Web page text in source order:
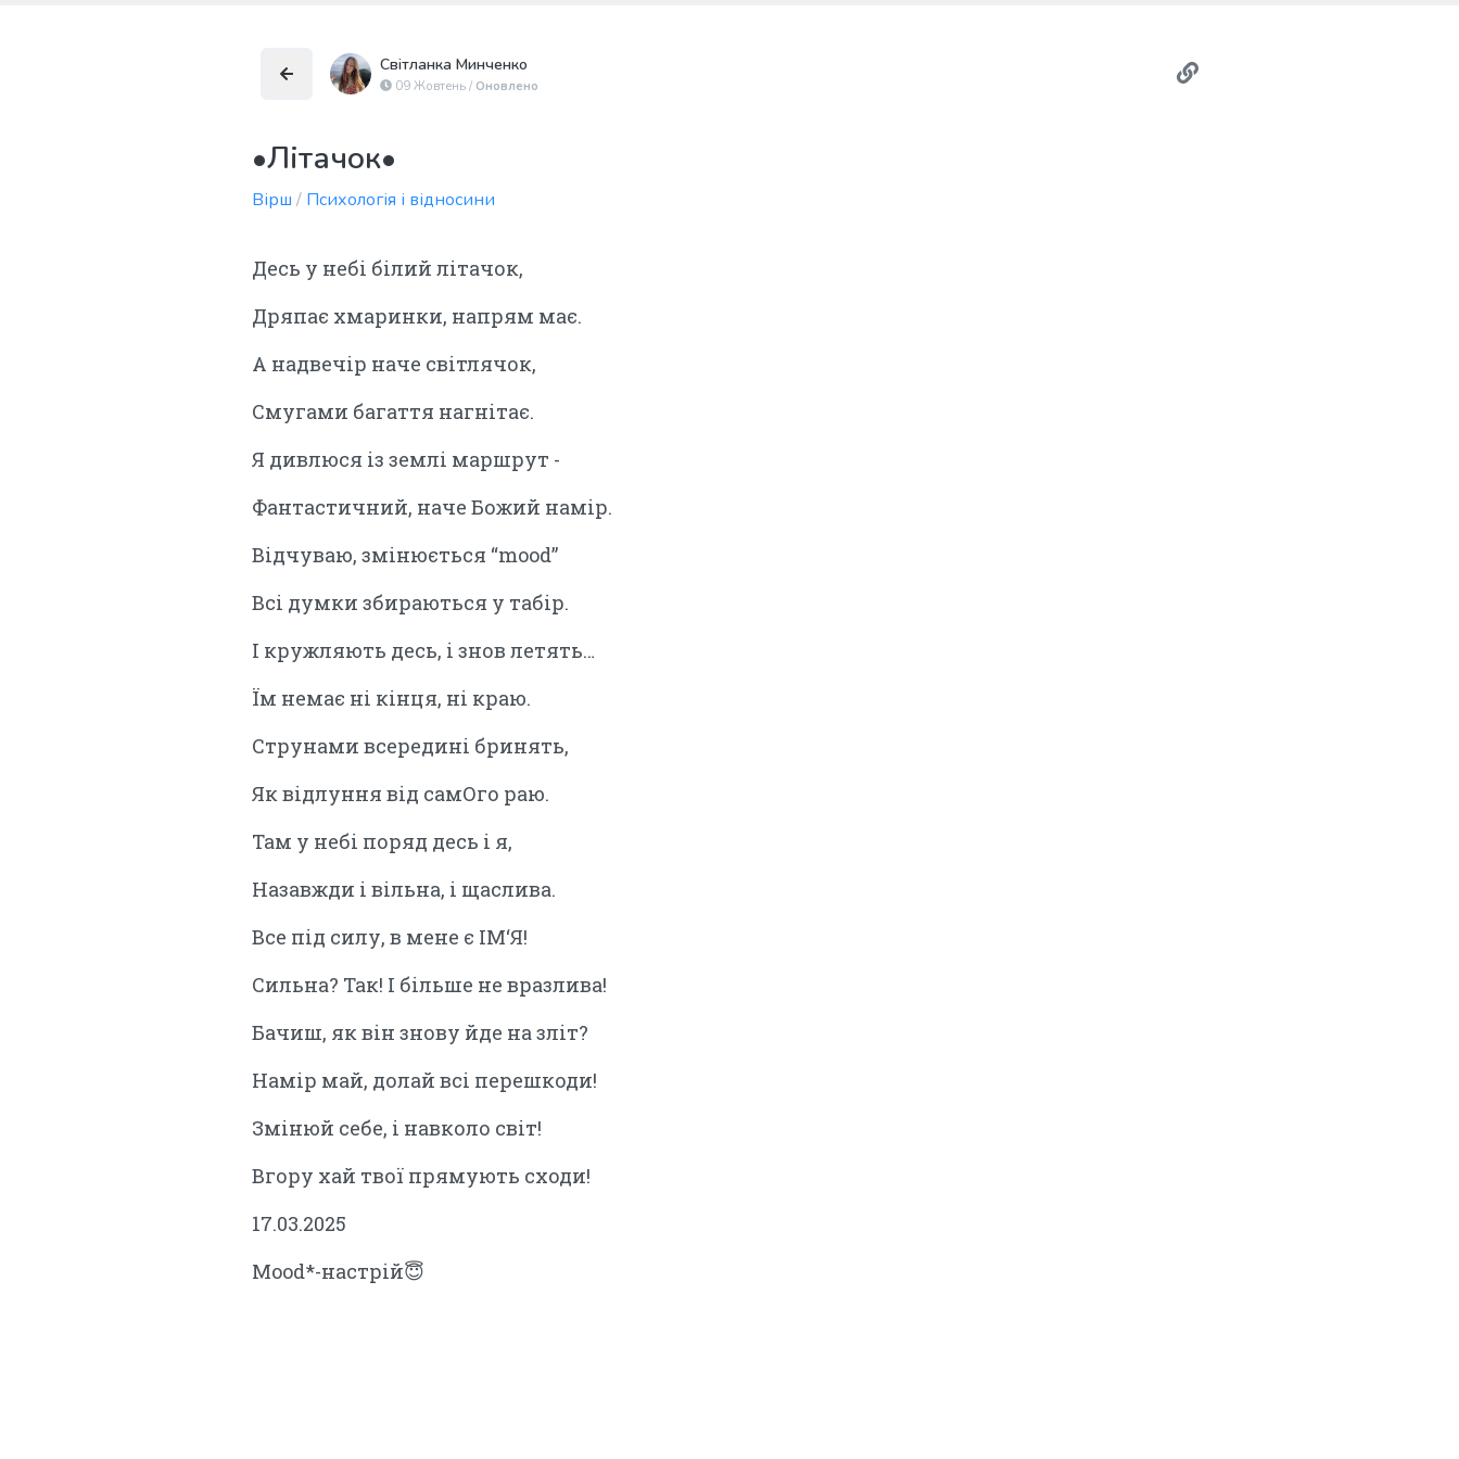
Світланка Минченко
09 Жовтень / Оновлено
•Літачок•
Вірш / Психологія і відносини
Десь у небі білий літачок,
Дряпає хмаринки, напрям має.
А надвечір наче світлячок,
Смугами багаття нагнітає.
Я дивлюся із землі маршрут -
Фантастичний, наче Божий намір.
Відчуваю, змінюється “mood”
Всі думки збираються у табір.
І кружляють десь, і знов летять…
Їм немає ні кінця, ні краю.
Струнами всередині бринять,
Як відлуння від самОго раю.
Там у небі поряд десь і я,
Назавжди і вільна, і щаслива.
Все під силу, в мене є ІМ‘Я!
Сильна? Так! І більше не вразлива!
Бачиш, як він знову йде на зліт?
Намір май, долай всі перешкоди!
Змінюй себе, і навколо світ!
Вгору хай твої прямують сходи!
17.03.2025
Mood*-настрій😇